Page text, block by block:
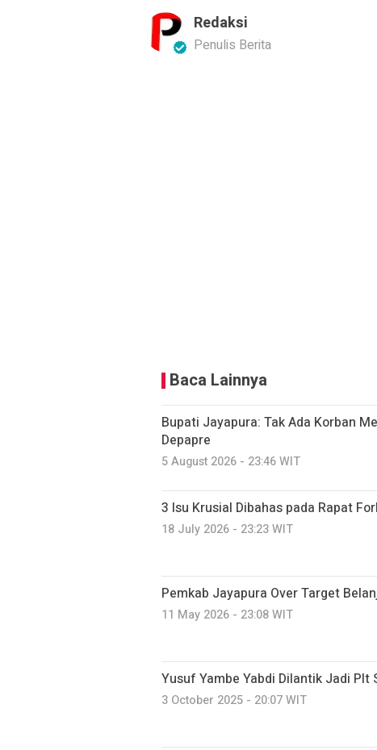
Redaksi
Penulis Berita
Baca Lainnya
Bupati Jayapura: Tak Ada Korban
Depapre
5 August 2026 - 23:46 WIT
3 Isu Krusial Dibahas pada Rapat
18 July 2026 - 23:23 WIT
Pemkab Jayapura Over Target
11 May 2026 - 23:08 WIT
Yusuf Yambe Yabdi Dilantik Jadi Plt
3 October 2025 - 20:07 WIT